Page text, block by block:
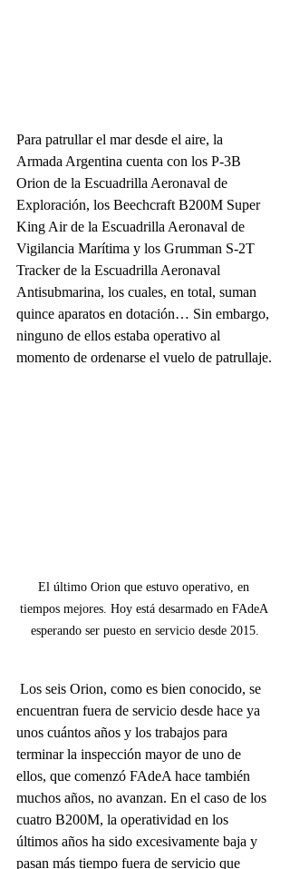
Para patrullar el mar desde el aire, la
Armada Argentina cuenta con los P-3B
Orion de la Escuadrilla Aeronaval de
Exploración, los Beechcraft B200M Super
King Air de la Escuadrilla Aeronaval de
Vigilancia Marítima y los Grumman S-2T
Tracker de la Escuadrilla Aeronaval
Antisubmarina, los cuales, en total, suman
quince aparatos en dotación… Sin embargo,
ninguno de ellos estaba operativo al
momento de ordenarse el vuelo de patrullaje.
El último Orion que estuvo operativo, en
tiempos mejores. Hoy está desarmado en FAdeA
esperando ser puesto en servicio desde 2015.
encuentran fuera de servicio desde hace ya
unos cuántos años y los trabajos para
terminar la inspección mayor de uno de
ellos, que comenzó FAdeA hace también
muchos años, no avanzan. En el caso de los
cuatro B200M, la operatividad en los
últimos años ha sido excesivamente baja y
pasan más tiempo fuera de servicio que